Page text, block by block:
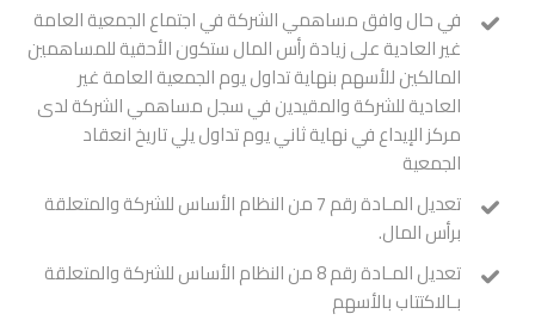
في حال وافق مساهمي الشركة في اجتماع الجمعية العامة
غير العادية على زيادة رأس المال ستكون الأحقية للمساهمين
المالكين للأسهم بنهاية تداول يوم الجمعية العامة غير
العادية للشركة والمقيدين في سجل مساهمي الشركة لدى
مركز الإيداع في نهاية ثاني يوم تداول يلي تاريخ انعقاد
الجمعية
تعديل المـادة رقم 7 من النظام الأساس للشركة والمتعلقة
برأس المال.
تعديل المـادة رقم 8 من النظام الأساس للشركة والمتعلقة
بـالاكتتاب بالأسهم